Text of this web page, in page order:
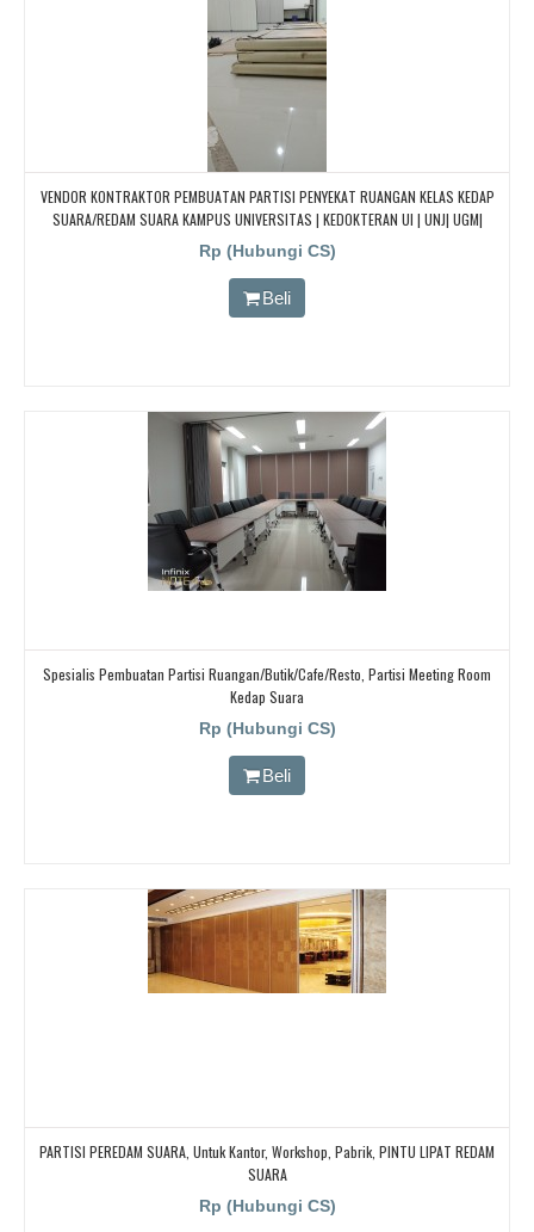
VENDOR KONTRAKTOR PEMBUATAN PARTISI PENYEKAT RUANGAN KELAS KEDAP
SUARA/REDAM SUARA KAMPUS UNIVERSITAS | KEDOKTERAN UI | UNJ| UGM|
PAKUAN| TRISAKTI
Rp (Hubungi CS)
Beli
Spesialis Pembuatan Partisi Ruangan/butik/cafe/resto, Partisi Meeting Room
Kedap Suara
Rp (Hubungi CS)
Beli
PARTISI PEREDAM SUARA, Untuk Kantor, Workshop, Pabrik, PINTU LIPAT REDAM
SUARA
Rp (Hubungi CS)